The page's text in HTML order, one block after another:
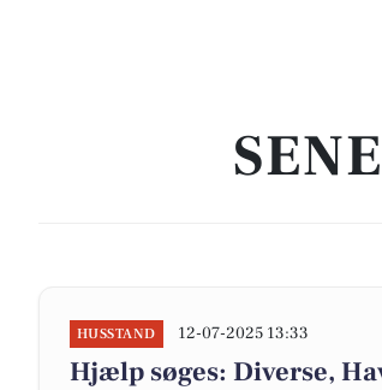
HUSSTAND 12-07-2025 13:33
Hjælp søges: Diverse,